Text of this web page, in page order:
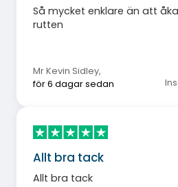
Så mycket enklare än att
rutten
Mr Kevin Sidley,
för 6 dagar sedan
Allt bra tack
Allt bra tack